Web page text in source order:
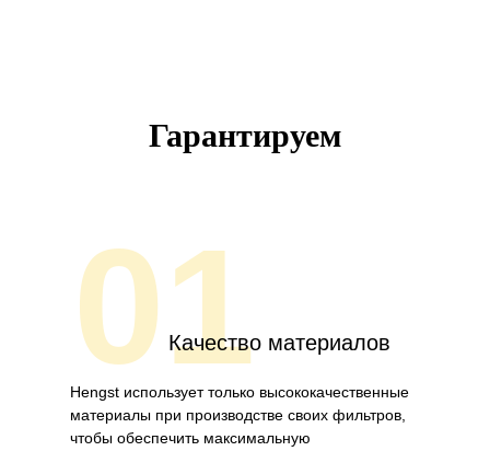
Гарантируем
01Качество материалов
Hengst использует только высококачественные
материалы при производстве своих фильтров,
чтобы обеспечить максимальную